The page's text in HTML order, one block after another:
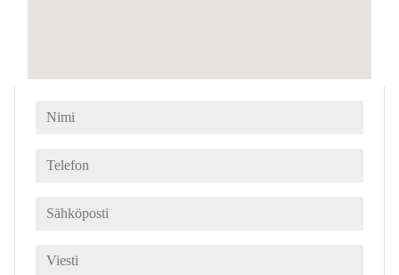
Nimi
Telefon
Sähköposti
Viesti